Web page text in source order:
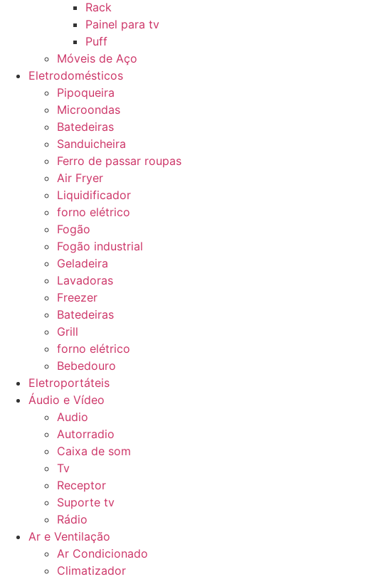
Rack
Painel para tv
Puff
Móveis de Aço
Eletrodomésticos
Pipoqueira
Microondas
Batedeiras
Sanduicheira
Ferro de passar roupas
Air Fryer
Liquidificador
forno elétrico
Fogão
Fogão industrial
Geladeira
Lavadoras
Freezer
Batedeiras
Grill
forno elétrico
Bebedouro
Eletroportáteis
Áudio e Vídeo
Audio
Autorradio
Caixa de som
Tv
Receptor
Suporte tv
Rádio
Ar e Ventilação
Ar Condicionado
Climatizador